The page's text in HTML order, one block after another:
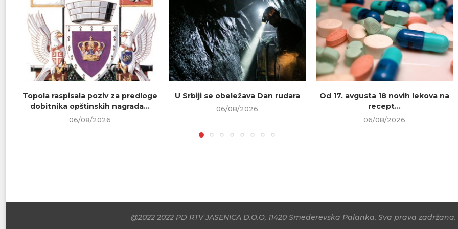
Topola raspisala poziv za predloge
dobitnika opštinskih nagrada...
06/08/2026
U Srbiji se obeležava Dan rudara
06/08/2026
Od 17. avgusta 18 novih lekova na
recept...
06/08/2026
@2022 2022 PD RTV JASENICA D.O.O, 11420 Smederevska Palanka. Sva prava